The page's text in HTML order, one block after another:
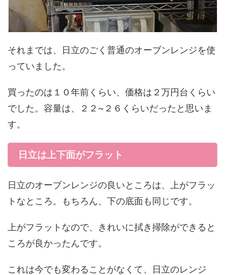
それまでは、日立のごく普通のオーブンレンジを使
っていました。
買ったのは１０年前くらい、価格は２万円台くらい
でした。容量は、２２~２６くらいだったと思いま
す。
日立は上下面がフラット
日立のオーブンレンジの良いところは、上がフラッ
トなところ。もちろん、下の底面も同じです。
上がフラットなので、きれいに拭き掃除ができると
ころが良かったんです。
これは今でも変わることがなくて、日立のレンジ